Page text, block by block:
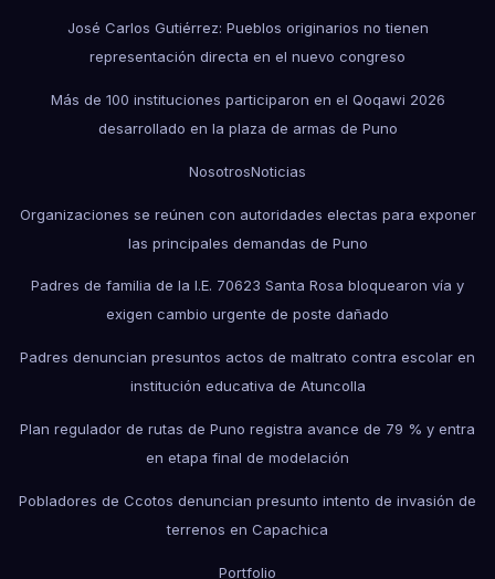
José Carlos Gutiérrez: Pueblos originarios no tienen
representación directa en el nuevo congreso
Más de 100 instituciones participaron en el Qoqawi 2026
desarrollado en la plaza de armas de Puno
NosotrosNoticias
Organizaciones se reúnen con autoridades electas para exponer
las principales demandas de Puno
Padres de familia de la I.E. 70623 Santa Rosa bloquearon vía y
exigen cambio urgente de poste dañado
Padres denuncian presuntos actos de maltrato contra escolar en
institución educativa de Atuncolla
Plan regulador de rutas de Puno registra avance de 79 % y entra
en etapa final de modelación
Pobladores de Ccotos denuncian presunto intento de invasión de
terrenos en Capachica
Portfolio